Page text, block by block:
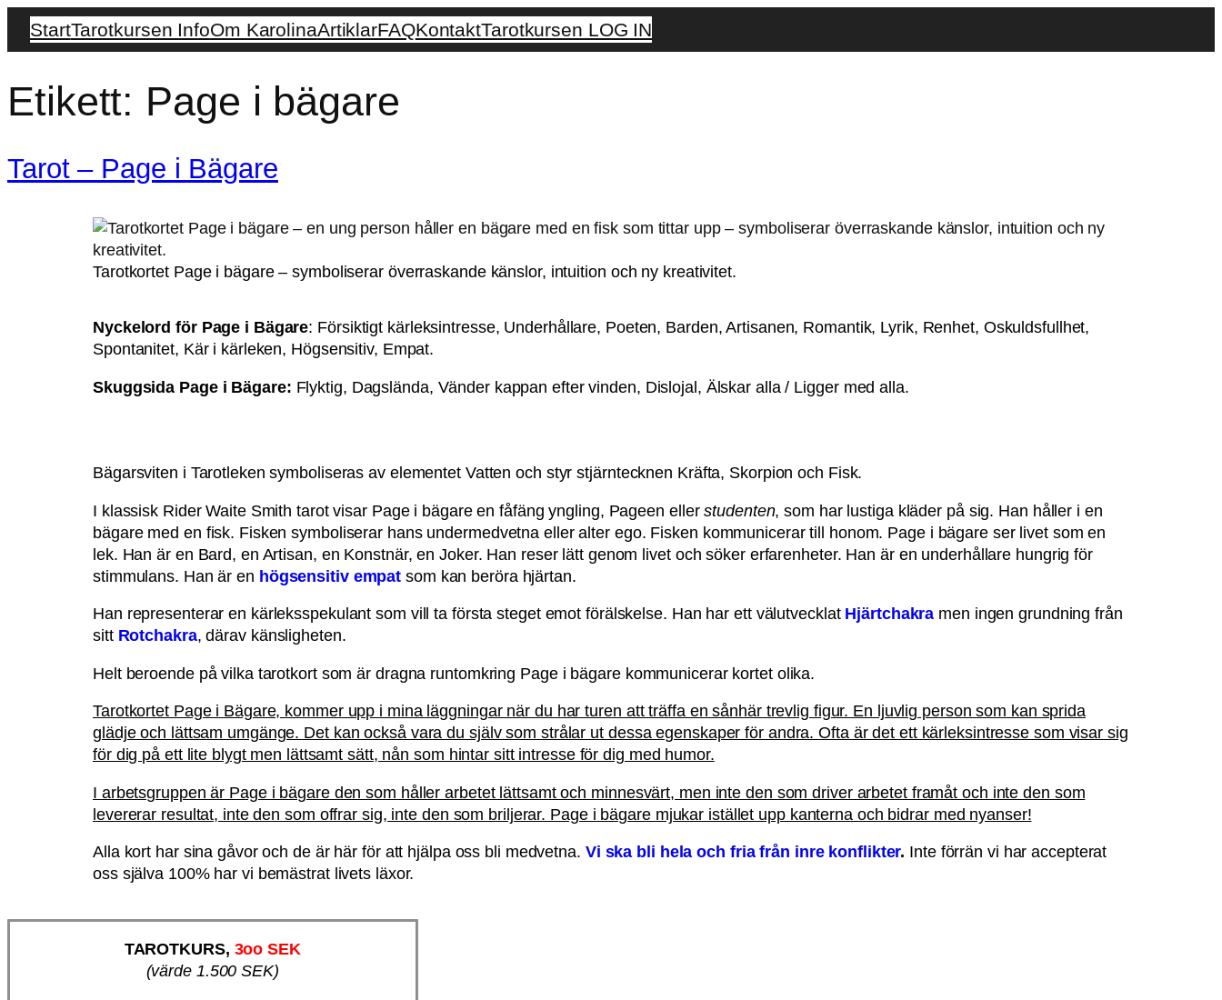
StartTarotkursen InfoOm KarolinaArtiklarFAQKontaktTarotkursen LOG IN
Etikett: Page i bägare
Tarot – Page i Bägare
Tarotkortet Page i bägare – symboliserar överraskande känslor, intuition och ny kreativitet.
Nyckelord för Page i Bägare: Försiktigt kärleksintresse, Underhållare, Poeten, Barden, Artisanen, Romantik, Lyrik, Renhet, Oskuldsfullhet,
Spontanitet, Kär i kärleken, Högsensitiv, Empat.
Skuggsida Page i Bägare: Flyktig, Dagslända, Vänder kappan efter vinden, Dislojal, Älskar alla / Ligger med alla.
Bägarsviten i Tarotleken symboliseras av elementet Vatten och styr stjärntecknen Kräfta, Skorpion och Fisk.
I klassisk Rider Waite Smith tarot visar Page i bägare en fåfäng yngling, Pageen ellerstudenten, som har lustiga kläder på sig. Han håller i en
bägare med en fisk. Fisken symboliserar hans undermedvetna eller alter ego. Fisken kommunicerar till honom. Page i bägare ser livet som en
lek. Han är en Bard, en Artisan, en Konstnär, en Joker. Han reser lätt genom livet och söker erfarenheter. Han är en underhållare hungrig för
stimmulans. Han är en högsensitiv empat som kan beröra hjärtan.
Han representerar en kärleksspekulant som vill ta första steget emot förälskelse. Han har ett välutvecklat Hjärtchakra men ingen grundning från
sitt Rotchakra, därav känsligheten.
Helt beroende på vilka tarotkort som är dragna runtomkring Page i bägare kommunicerar kortet olika.
Tarotkortet Page i Bägare, kommer upp i mina läggningar när du har turen att träffa en sånhär trevlig figur. En ljuvlig person som kan sprida
glädje och lättsam umgänge. Det kan också vara du själv som strålar ut dessa egenskaper för andra. Ofta är det ett kärleksintresse som visar sig
för dig på ett lite blygt men lättsamt sätt, nån som hintar sitt intresse för dig med humor.
I arbetsgruppen är Page i bägare den som håller arbetet lättsamt och minnesvärt, men inte den som driver arbetet framåt och inte den som
levererar resultat, inte den som offrar sig, inte den som briljerar. Page i bägare mjukar istället upp kanterna och bidrar med nyanser!
Alla kort har sina gåvor och de är här för att hjälpa oss bli medvetna. Vi ska bli hela och fria från inre konflikter. Inte förrän vi har accepterat
oss själva 100% har vi bemästrat livets läxor.
TAROTKURS, 3oo SEK
(värde 1.500 SEK)